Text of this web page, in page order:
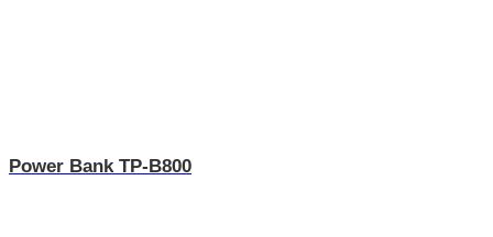
Power Bank TP-B800